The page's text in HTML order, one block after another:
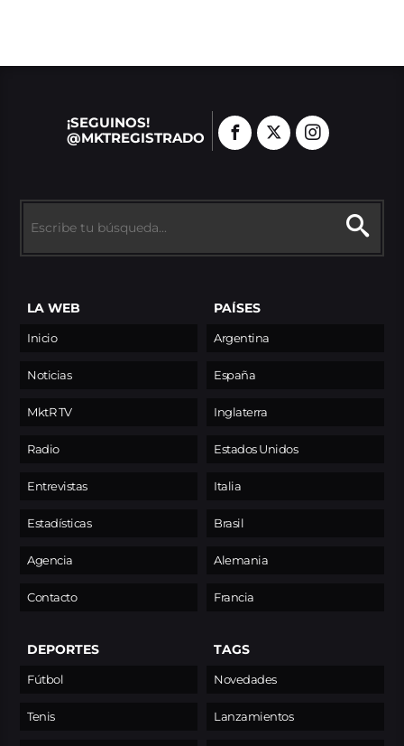
¡SEGUINOS!
@MKTREGISTRADO
LA WEB
Inicio
Noticias
MktR TV
Radio
Entrevistas
Estadísticas
Agencia
Contacto
PAÍSES
Argentina
España
Inglaterra
Estados Unidos
Italia
Brasil
Alemania
Francia
DEPORTES
Fútbol
Tenis
TAGS
Novedades
Lanzamientos